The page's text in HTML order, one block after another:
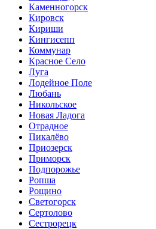
Каменногорск
Кировск
Кириши
Кингисепп
Коммунар
Красное Село
Луга
Лодейное Поле
Любань
Никольское
Новая Ладога
Отрадное
Пикалёво
Приозерск
Приморск
Подпорожье
Ропша
Рощино
Светогорск
Сертолово
Сестрорецк